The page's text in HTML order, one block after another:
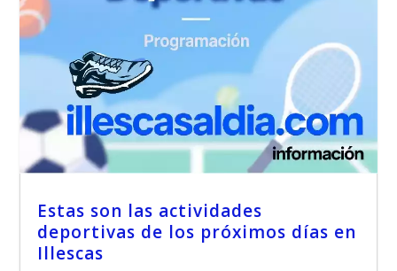
Estas son las actividades
deportivas de los próximos días en
Illescas